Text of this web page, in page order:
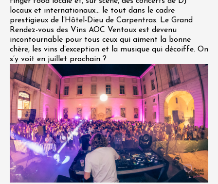
locaux et internationaux… le tout dans le cadre
prestigieux de l’Hôtel-Dieu de Carpentras. Le Grand
Rendez-vous des Vins AOC Ventoux est devenu
incontournable pour tous ceux qui aiment la bonne
chère, les vins d’exception et la musique qui décoiffe. On
s’y voit en juillet prochain ?